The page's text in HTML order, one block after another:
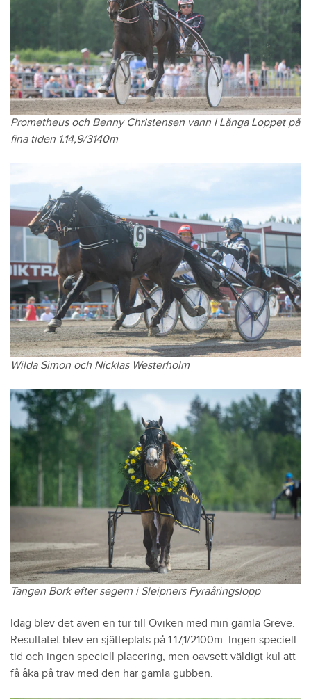
Prometheus och Benny Christensen vann I Långa Loppet på
fina tiden 1.14,9/3140m
Wilda Simon och Nicklas Westerholm
Tangen Bork efter segern i Sleipners Fyraåringslopp
Idag blev det även en tur till Oviken med min gamla Greve.
Resultatet blev en sjätteplats på 1.17,1/2100m. Ingen speciell
tid och ingen speciell placering, men oavsett väldigt kul att
få åka på trav med den här gamla gubben.